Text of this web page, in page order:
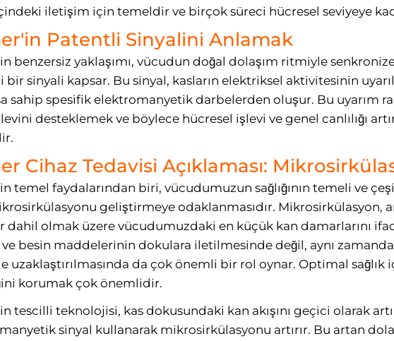
iletişim için temeldir ve birçok süreci hücresel seviyeye
Patentli Sinyalini Anlamak
benzersiz yaklaşımı, vücudun doğal dolaşım ritmiyle
bir sinyali kapsar. Bu sinyal, kasların elektriksel aktivitesinin
sahip spesifik elektromanyetik darbelerden oluşur. Bu uyarım
desteklemek ve böylece hücresel işlevi ve genel canlılığı
Cihaz Tedavisi Açıklaması:
temel faydalarından biri, vücudumuzun sağlığının temeli ve
geliştirmeye odaklanmasıdır. Mikrosirkülasyon,
dahil olmak üzere vücudumuzdaki en küçük kan damarlarını
besin maddelerinin dokulara iletilmesinde değil, aynı
uzaklaştırılmasında da çok önemli bir rol oynar. Optimal sağlık
korumak çok önemlidir.
tescilli teknolojisi, kas dokusundaki kan akışını geçici olarak
sinyal kullanarak mikrosirkülasyonu artırır. Bu artan